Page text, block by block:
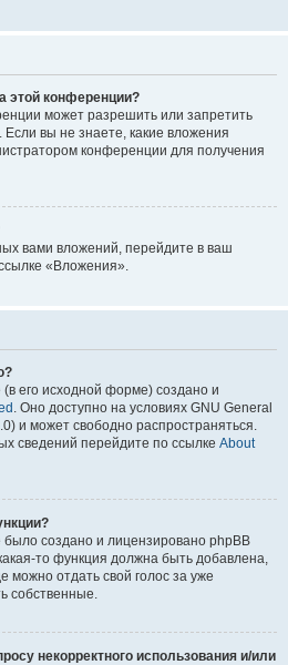
этой конференции?
может разрешить или запретить
вы не знаете, какие вложения
конференции для получения
вами вложений, перейдите в ваш
«Вложения».
его исходной форме) создано и
. Оно доступно на условиях GNU General
и может свободно распространяться.
сведений перейдите по ссылке About
создано и лицензировано phpBB
то функция должна быть добавлена,
можно отдать свой голос за уже
собственные.
некорректного использования и/или